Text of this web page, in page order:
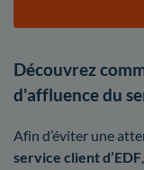
Découvrez
d'affluence du
Afin d’éviter une
service client d’EDF